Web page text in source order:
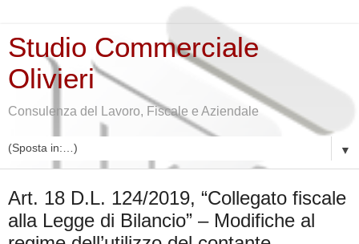
Studio Commerciale
Olivieri
Consulenza del Lavoro, Fiscale e Aziendale
▼
Art. 18 D.L. 124/2019, “Collegato fiscale
alla Legge di Bilancio” – Modifiche al